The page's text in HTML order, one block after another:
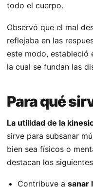
todo el cuerpo.
Observó que el mal
reflejaba en las
este modo, estableció
la cual se fundan las
Para qué
La utilidad de la
sirve para subsanar
bien sea físicos o
destacan los
Contribuye a sanar